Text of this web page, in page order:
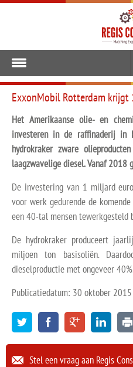
ExxonMobil Rotterdam krijgt
Het Amerikaanse olie- en
investeren in de raffinaderij in
hydrokraker zware
laagzwavelige diesel. Vanaf
De investering van 1 miljard
voor werk gedurende de
een 40-tal mensen
De hydrokraker produceert
miljoen ton basisoliën.
dieselproductie met ongeveer
Publicatiedatum: 30 oktober 2015
Stel een vraag aan Regis